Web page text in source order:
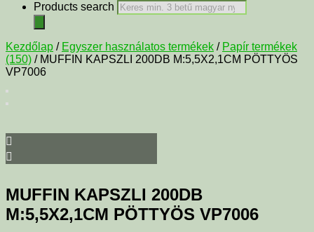
Products search
Kezdőlap / Egyszer használatos termékek / Papír termékek
(150) / MUFFIN KAPSZLI 200DB M:5,5X2,1CM PÖTTYÖS
VP7006
MUFFIN KAPSZLI 200DB
M:5,5X2,1CM PÖTTYÖS VP7006